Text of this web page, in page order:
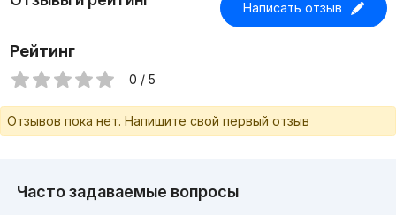
Написать отзыв
Рейтинг
0 / 5
Отзывов пока нет. Напишите свой первый отзыв
Часто задаваемые вопросы